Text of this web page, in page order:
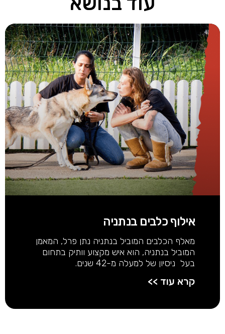
אילוף כלבים בנתניה
מאלף הכלבים המוביל בנתניה נתן פרל, המאמן
המוביל בנתניה, הוא איש מקצוע וותיק בתחום
בעל ניסיון של למעלה מ-42 שנים.
קרא עוד >>